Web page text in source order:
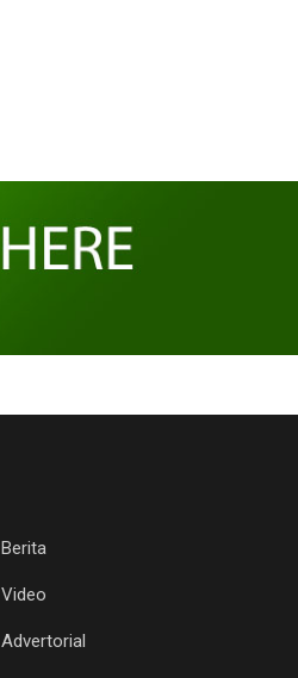
Berita
Video
Advertorial